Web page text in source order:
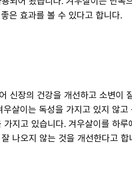
은 효과를 볼 수 있다고 합니다.
신장의 건강을 개선하고 소변이
살이는 독성을 가지고 있지 않
가지고 있습니다. 겨우살이를 하
나오지 않는 것을 개선한다고 합